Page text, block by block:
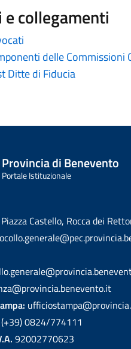
collegamenti
delle Commissioni
Ditte di Fiducia
Provincia di Benevento
Portale Istituzionale
Piazza Castello, Rocca dei
(+39) 0824/774111
92002770623